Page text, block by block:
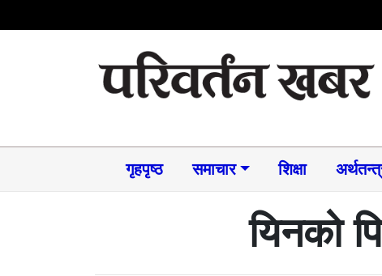
गृहपृष्ठ समाचार​ शिक्षा
यिनको